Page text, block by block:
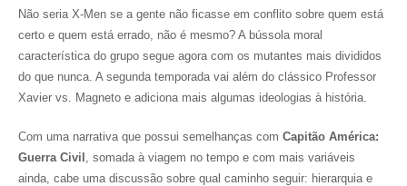
Não seria X-Men se a gente não ficasse em conflito sobre quem está
certo e quem está errado, não é mesmo? A bússola moral
característica do grupo segue agora com os mutantes mais divididos
do que nunca. A segunda temporada vai além do clássico Professor
Xavier vs. Magneto e adiciona mais algumas ideologias à história.
Com uma narrativa que possui semelhanças com Capitão América:
Guerra Civil , somada à viagem no tempo e com mais variáveis
ainda, cabe uma discussão sobre qual caminho seguir: hierarquia e